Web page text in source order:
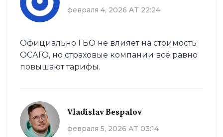
февраля 4, 2026 AT 22:24
Официально ГБО не влияет на стоимость
ОСАГО, но страховые компании всё равно
повышают тарифы.
Vladislav Bespalov
февраля 5, 2026 AT 03:14